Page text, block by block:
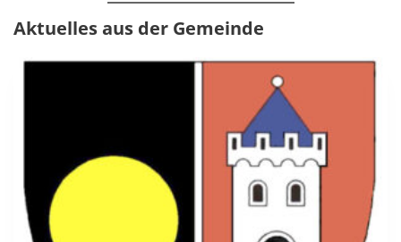
Aktuelles aus der Gemeinde